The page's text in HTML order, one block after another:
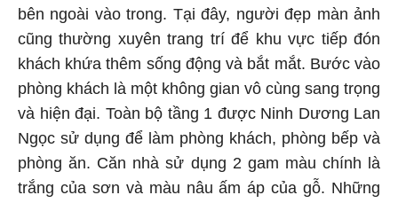
bên ngoài vào trong. Tại đây, người đẹp màn ảnh
cũng thường xuyên trang trí để khu vực tiếp đón
khách khứa thêm sống động và bắt mắt. Bước vào
phòng khách là một không gian vô cùng sang trọng
và hiện đại. Toàn bộ tầng 1 được Ninh Dương Lan
Ngọc sử dụng để làm phòng khách, phòng bếp và
phòng ăn. Căn nhà sử dụng 2 gam màu chính là
trắng của sơn và màu nâu ấm áp của gỗ. Những